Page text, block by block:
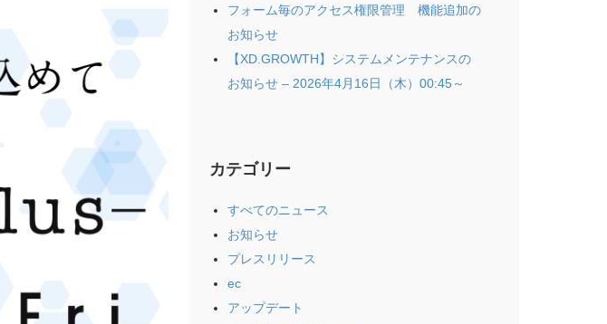
フォーム毎のアクセス権限管理 機能追加の
お知らせ
【XD.GROWTH】システムメンテナンスの
お知らせ – 2026年4月16日（木）00:45～
カテゴリー
すべてのニュース
お知らせ
プレスリリース
ec
アップデート